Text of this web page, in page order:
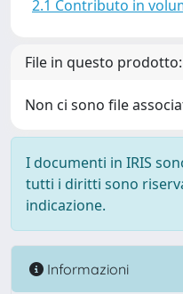
2.1 Contributo in
File in questo prodotto:
Non ci sono file
I documenti in IRIS
tutti i diritti sono
indicazione.
Informazioni